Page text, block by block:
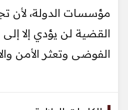
مؤسسات الدولة، لأن
القضية لن يؤدي إلا
الفوضى وتعثر الأمن